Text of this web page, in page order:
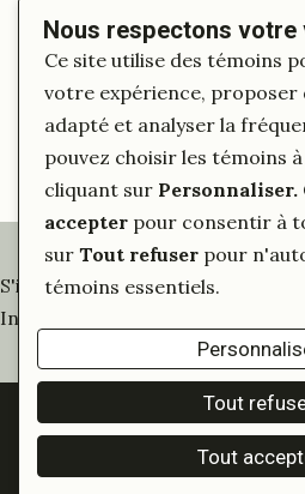
S'inscrire à notre infolettre
Inscrivez-vous pour tout savoir
© 2026 DesPrés Tous
Politique de
Nous respectons votre
Ce site utilise des témoins
votre expérience, proposer
adapté et analyser la
pouvez choisir les témoins
cliquant sur Personnaliser.
accepter pour consentir à
sur Tout refuser pour
témoins essentiels.
Tout
Tout